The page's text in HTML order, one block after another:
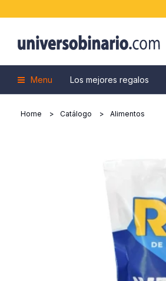
Menu Los mejores regalos
Home Catálogo Alimentos